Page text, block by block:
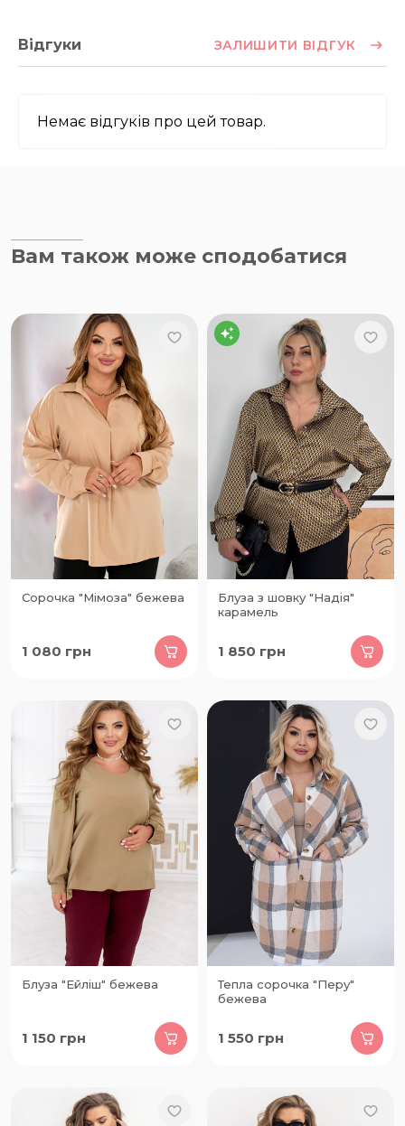
Відгуки ЗАЛИШИТИ ВІДГУК
Немає відгуків про цей товар.
Вам також може сподобатися
Сорочка "Мімоза" бежева
1 080 грн
Блуза з шовку "Надія"
карамель
1 850 грн
Блуза "Ейліш" бежева
1 150 грн
Тепла сорочка "Перу"
бежева
1 550 грн